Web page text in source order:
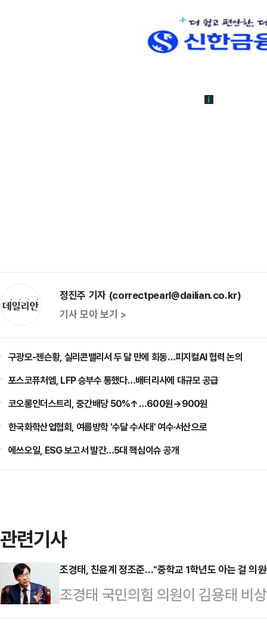
정진주 기자 (correctpearl@dailian.co.kr)
기사 모아 보기 >
구광모-젠슨황, 실리콘밸리서 두 달 만에 회동…피지컬AI 협력 논의
포스코퓨처엠, LFP 승부수 통했다…배터리사에 대규모 공급
코오롱인더스트리, 중간배당 50%↑…600원→900원
한국화학산업협회, 여름방학 '수달 수사대' 여수·서산으로
에쓰오일, ESG 보고서 발간…5대 핵심이슈 공개
관련기사
조경태, 친윤계 정조준…"중학교 1학년도 아는 걸 의
조경태 국민의힘 의원이 김용태 비
추진에 반발하는 친윤(윤석열)계